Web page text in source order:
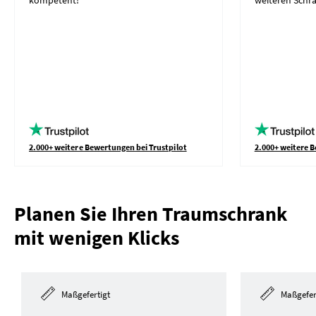
2.000+ weitere Bewertungen bei Trustpilot 2.000+ weitere
Planen Sie Ihren Traumschrank
mit wenigen Klicks
Maßgefertigt